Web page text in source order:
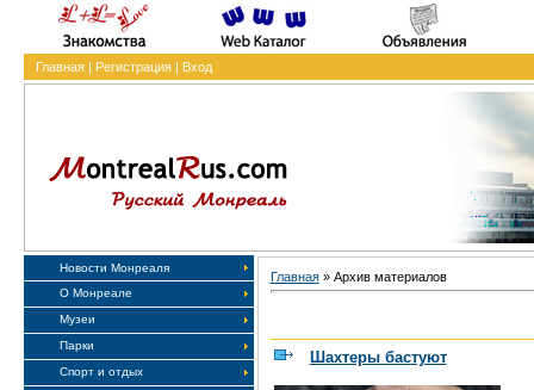
Главная| Регистрация| Вход
Новости Монреаля
О Монреале
Музеи
Парки
Спорт и отдых
Главная» Архив материалов
Шахтеры бастуют